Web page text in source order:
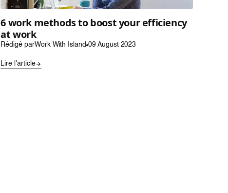
6 work methods to boost your efficiency
at work
Rédigé parWork With Island 09 August 2023
Lire l'article